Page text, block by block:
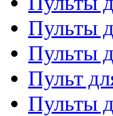
Пульты
Пульты
Пульт
Пульты